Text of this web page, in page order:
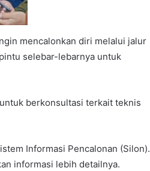
mencalonkan diri melalui jalur
selebar-lebarnya untuk
berkonsultasi terkait teknis
Informasi Pencalonan (Silon).
informasi lebih detailnya.